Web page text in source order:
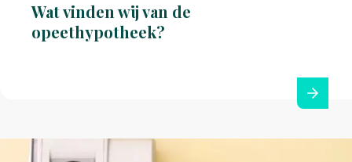
Wat vinden wij van de
opeethypotheek?